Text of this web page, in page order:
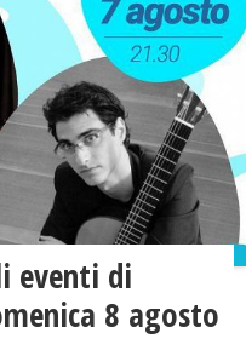
eventi di
8 agosto